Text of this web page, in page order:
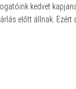
kedvet
előtt állnak.